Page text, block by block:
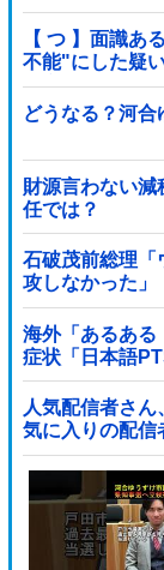
【 つ 】面識あ
不能"にした疑
幌市
どうなる？河合
財源言わない
任では？
石破茂前総理「
攻しなかった」
海外「あるある
症状「日本語
人気配信者さ
気に入りの配信
よな？その結
上他